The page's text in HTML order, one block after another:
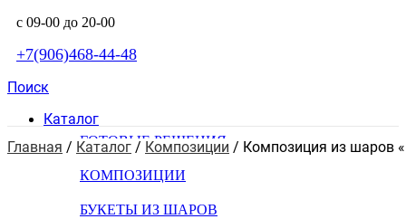
с 09-00 до 20-00
+7(906)468-44-48
Поиск
Каталог
ГОТОВЫЕ РЕШЕНИЯ
КОМПОЗИЦИИ
БУКЕТЫ ИЗ ШАРОВ
Главная / Каталог / Композиции / Композиция из шаров